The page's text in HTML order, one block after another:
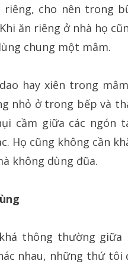
riêng, cho nên trong
ăn riêng ở nhà họ
chung một mâm.
hay xiên trong
nhỏ ở trong bếp và
cầm giữa các ngón
Họ cũng không cần
không dùng đũa.
thông thường
nhau, những thứ tôi